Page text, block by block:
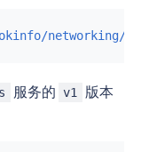
networking/
服务的 v1
版本